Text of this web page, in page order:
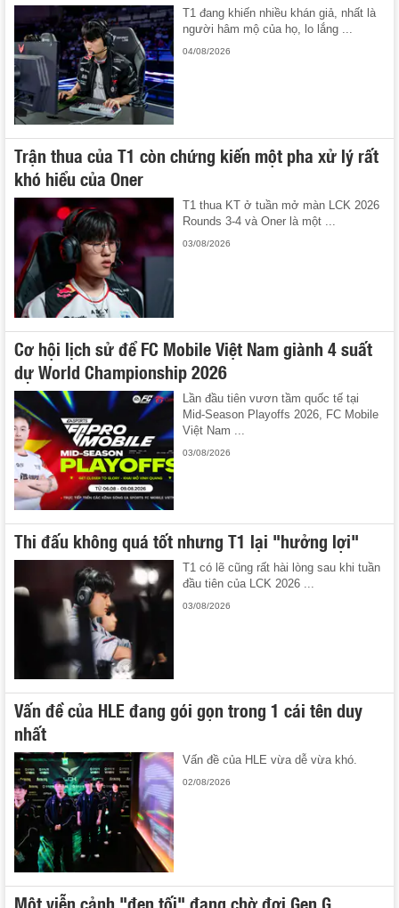
T1 đang khiến nhiều khán giả, nhất là
người hâm mộ của họ, lo lắng ...
04/08/2026
Trận thua của T1 còn chứng kiến một pha xử lý rất
khó hiểu của Oner
T1 thua KT ở tuần mở màn LCK 2026
Rounds 3-4 và Oner là một ...
03/08/2026
Cơ hội lịch sử để FC Mobile Việt Nam giành 4 suất
dự World Championship 2026
Lần đầu tiên vươn tầm quốc tế tại
Mid-Season Playoffs 2026, FC Mobile
Việt Nam ...
03/08/2026
Thi đấu không quá tốt nhưng T1 lại "hưởng lợi"
T1 có lẽ cũng rất hài lòng sau khi tuần
đầu tiên của LCK 2026 ...
03/08/2026
Vấn đề của HLE đang gói gọn trong 1 cái tên duy
nhất
Vấn đề của HLE vừa dễ vừa khó.
02/08/2026
Một viễn cảnh "đen tối" đang chờ đợi Gen.G